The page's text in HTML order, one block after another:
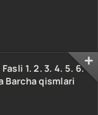
1. 2. 3. 4. 5. 6.
Barcha qismlari